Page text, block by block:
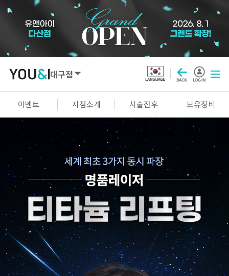
대구점
이벤트 지점소개 시술전후 보유장비
SEOUL
강남점 선릉점 왕십리점
명동점 홍대신촌점 마곡점
건대점 구로점 여의도점
목동점 창동점
GYEONGGI / INCHEON
수원점 판교점 광교점 광명점
산본점 부천점 일산점 다산점